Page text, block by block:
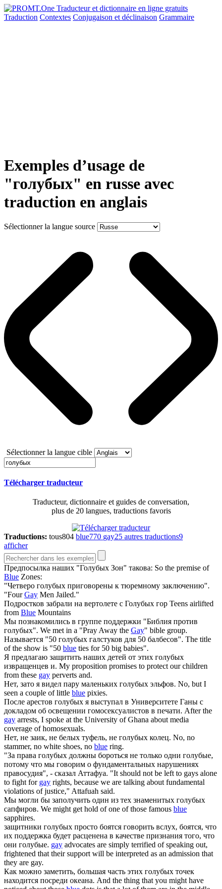
Traduction Contextes Conjugaison et déclinaison Grammaire
Exemples d’usage de
"голубых" en russe avec
traduction en anglais
Sélectionner la langue source
Sélectionner la langue cible
Télécharger traducteur
Traducteur, dictionnaire et guides de conversation,
plus de 20 langues, traductions favoris
Traductions: tous804 blue770 gay25 autres traductions9
afficher
Предпосылка наших "Голубых Зон" такова: So the premise of
Blue Zones:
"Четверо голубых приговорены к тюремному заключению".
"FourGay Men Jailed."
Подростков забрали на вертолете с Голубых гор Teens airlifted
from Blue Mountains
Мы познакомились в группе поддержки "Библия против
голубых". We met in a "Pray Away the Gay" bible group.
Называется "50 голубых галстуков для 50 балбесов". The title
of the show is "50 blue ties for 50 big babies".
Я предлагаю защитить наших детей от этих голубых
извращенцев и. My proposition promises to protect our children
from these gay perverts and.
Нет, зато я видел пару маленьких голубых эльфов. No, but I
seen a couple of little blue pixies.
После арестов голубых я выступал в Университете Ганы с
докладом об освещении гомосексуалистов в печати. After the
gay arrests, I spoke at the University of Ghana about media
coverage of homosexuals.
Нет, не заик, не белых туфель, не голубых колец. No, no
stammer, no white shoes, no blue ring.
"За права голубых должны бороться не только одни голубые,
потому что мы говорим о фундаментальных нарушениях
правосудия", - сказал Аттафуа. "It should not be left to gays alone
to fight for gay rights, because we are talking about fundamental
violations of justice," Attafuah said.
Мы могли бы заполучить один из тех знаменитых голубых
сапфиров. We might get hold of one of those famous blue
sapphires.
защитники голубых просто боятся говорить вслух, боятся, что
их поддержка будет расценена в качестве признания того, что
они голубые. gay advocates are simply terrified of speaking out,
frightened that their support will be interpreted as an admission that
they are gay.
Как можно заметить, большая часть этих голубых точек
находится посреди океана. And the thing that you might have